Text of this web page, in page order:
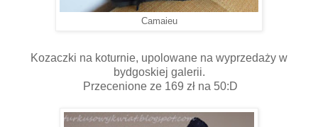
Camaieu
Kozaczki na koturnie, upolowane na wyprzedaży w
bydgoskiej galerii.
Przecenione ze 169 zł na 50:D